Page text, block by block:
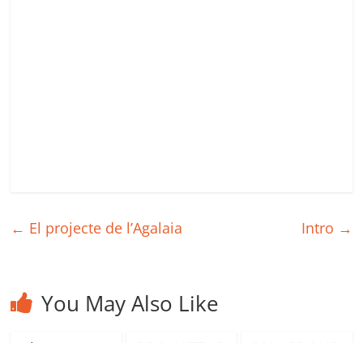
← El projecte de l’Agalaia Intro →
You May Also Like